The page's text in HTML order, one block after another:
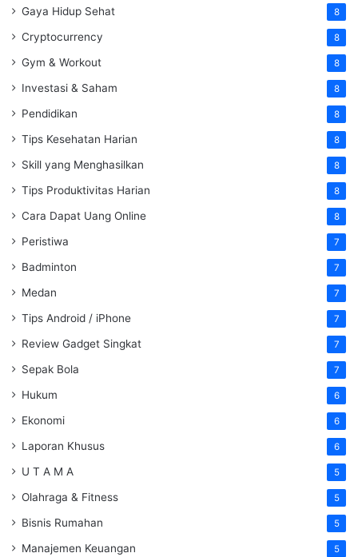
Gaya Hidup Sehat 8
Cryptocurrency 8
Gym & Workout 8
Investasi & Saham 8
Pendidikan 8
Tips Kesehatan Harian 8
Skill yang Menghasilkan 8
Tips Produktivitas Harian 8
Cara Dapat Uang Online 8
Peristiwa 7
Badminton 7
Medan 7
Tips Android / iPhone 7
Review Gadget Singkat 7
Sepak Bola 7
Hukum 6
Ekonomi 6
Laporan Khusus 6
U T A M A 5
Olahraga & Fitness 5
Bisnis Rumahan 5
Manajemen Keuangan 5